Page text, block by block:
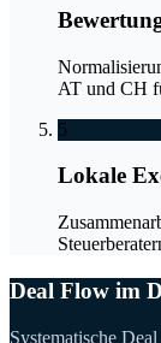
AT und CH
5
Lokale
Deal Flow im
Systematische